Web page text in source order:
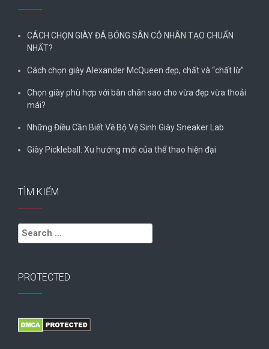
CÁCH CHỌN GIÀY ĐÁ BÓNG SÂN CỎ NHÂN TẠO CHUẨN
NHẤT?
Cách chọn giày Alexander McQueen đẹp, chất và “chất lừ”
Chọn giày phù hợp với bàn chân sao cho vừa đẹp vừa thoải
mái?
Những Điều Cần Biết Về Bộ Vệ Sinh Giày Sneaker Lab
Giày Pickleball: Xu hướng mới của thể thao hiện đại
TÌM KIẾM
Search
for:
PROTECTED